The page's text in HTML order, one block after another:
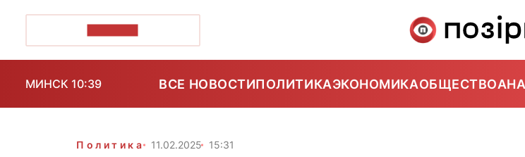
МИНСК 10:39 ВСЕ НОВОСТИПОЛИТИКАЭКОНОМИКАОБЩЕСТВО
Политика 11.02.2025 15:31